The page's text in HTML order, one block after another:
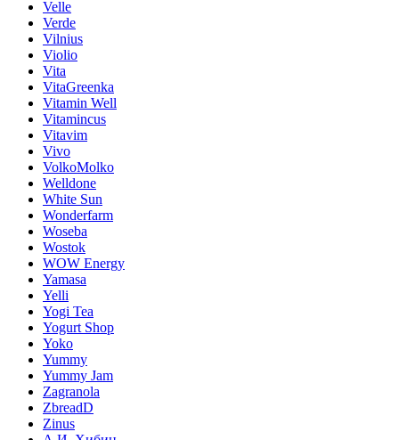
Velle
Verde
Vilnius
Violio
Vita
VitaGreenka
Vitamin Well
Vitamincus
Vitavim
Vivo
VolkoMolko
Welldone
White Sun
Wonderfarm
Woseba
Wostok
WOW Energy
Yamasa
Yelli
Yogi Tea
Yogurt Shop
Yoko
Yummy
Yummy Jam
Zagranola
ZbreadD
Zinus